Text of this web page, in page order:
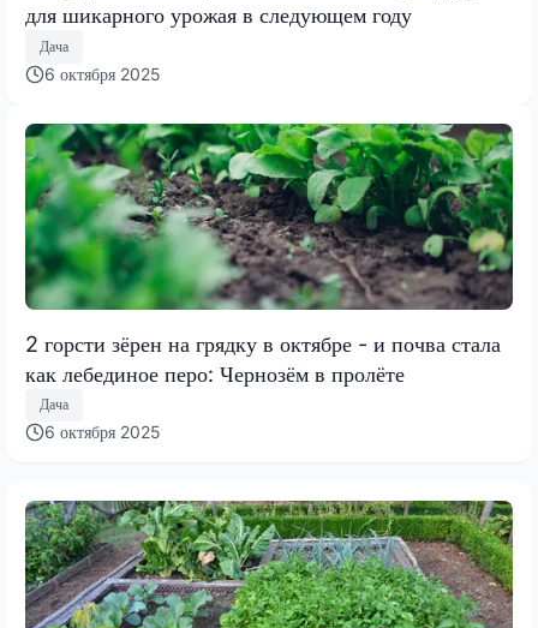
для шикарного урожая в следующем году
Дача
6 октября 2025
2 горсти зёрен на грядку в октябре - и почва стала
как лебединое перо: Чернозём в пролёте
Дача
6 октября 2025